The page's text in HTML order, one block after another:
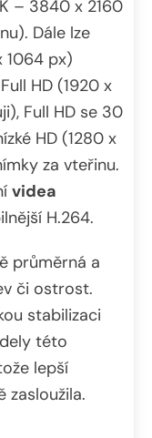
– 3840 x 2160
Dále lze
1064 px)
HD (1920 x
Full HD se 30
HD (1280 x
za vteřinu.
videa
H.264.
průměrná a
či ostrost.
stabilizaci
této
lepší
zasloužila.